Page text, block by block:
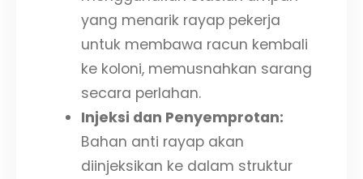
yang menarik rayap pekerja
untuk membawa racun kembali
ke koloni, memusnahkan sarang
secara perlahan.
Injeksi dan Penyemprotan:
Bahan anti rayap akan
diinjeksikan ke dalam struktur